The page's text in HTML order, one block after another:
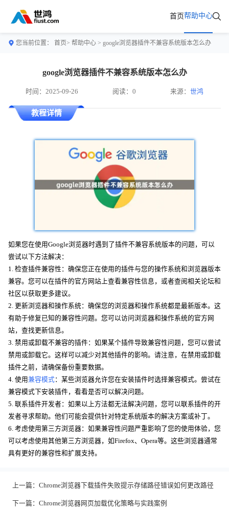
首页帮助中心
您当前位置： 首页> 帮助中心 > google浏览器插件不兼容系统版本怎么办
google浏览器插件不兼容系统版本怎么办
时间：2025-09-26 阅读：0 来源：世鸿
教程详情
如果您在使用Google浏览器时遇到了插件不兼容系统版本的问题，可以
尝试以下方法解决：
1. 检查插件兼容性：确保您正在使用的插件与您的操作系统和浏览器版本
兼容。您可以在插件的官方网站上查看兼容性信息，或者查阅相关论坛和
社区以获取更多建议。
2. 更新浏览器和操作系统：确保您的浏览器和操作系统都是最新版本。这
有助于修复已知的兼容性问题。您可以访问浏览器和操作系统的官方网
站，查找更新信息。
3. 禁用或卸载不兼容的插件：如果某个插件导致兼容性问题，您可以尝试
禁用或卸载它。这样可以减少对其他插件的影响。请注意，在禁用或卸载
插件之前，请确保备份重要数据。
4. 使用兼容模式 ：某些浏览器允许您在安装插件时选择兼容模式。尝试在
兼容模式下安装插件，看看是否可以解决问题。
5. 联系插件开发者：如果以上方法都无法解决问题，您可以联系插件的开
发者寻求帮助。他们可能会提供针对特定系统版本的解决方案或补丁。
6. 考虑使用第三方浏览器：如果兼容性问题严重影响了您的使用体验，您
可以考虑使用其他第三方浏览器，如Firefox、Opera等。这些浏览器通常
具有更好的兼容性和扩展支持。
上一篇： Chrome浏览器下载插件失败提示存储路径错误如何更改路径
下一篇： Chrome浏览器网页加载优化策略与实践案例